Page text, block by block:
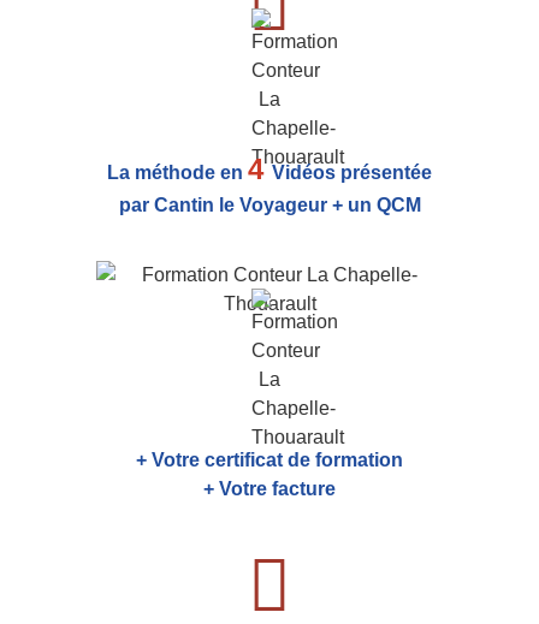
La méthode en 4Vidéos présentée
par Cantin le Voyageur + un QCM
+ Votre certificat de formation
+ Votre facture